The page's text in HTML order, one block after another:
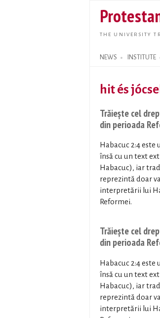
THE UNIVERSITY
NEWS INSTITUTE
Search form
hit és
Trăiește cel
din perioada
Habacuc 2:4
însă cu un text
Habacuc), iar
reprezintă doar
interpretării lui
Reformei.
Trăiește cel
din perioada
Habacuc 2:4
însă cu un text
Habacuc), iar
reprezintă doar
interpretării lui